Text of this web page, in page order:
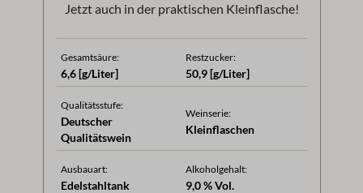
Jetzt auch in der praktischen Kleinflasche!
Gesamtsäure:
6,6 [g/Liter]
Restzucker:
50,9 [g/Liter]
Qualitätsstufe:
Deutscher
Qualitätswein
Weinserie:
Kleinflaschen
Ausbauart:
Edelstahltank
Alkoholgehalt:
9,0 % Vol.